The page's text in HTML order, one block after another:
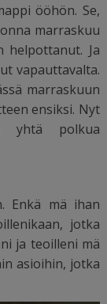
ööhön. Se,
marraskuu
helpottanut. Ja
vapauttavalta.
marraskuun
ensiksi. Nyt
yhtä polkua
Enkä mä ihan
jotka
ja teoilleni mä
asioihin, jotka